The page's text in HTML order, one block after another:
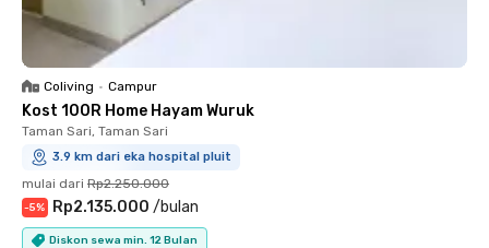
Coliving • Campur
Kost 100R Home Hayam Wuruk
Taman Sari, Taman Sari
3.9 km dari eka hospital pluit
mulai dari Rp2.250.000
-5% Rp2.135.000 /bulan
Diskon sewa min. 12 Bulan